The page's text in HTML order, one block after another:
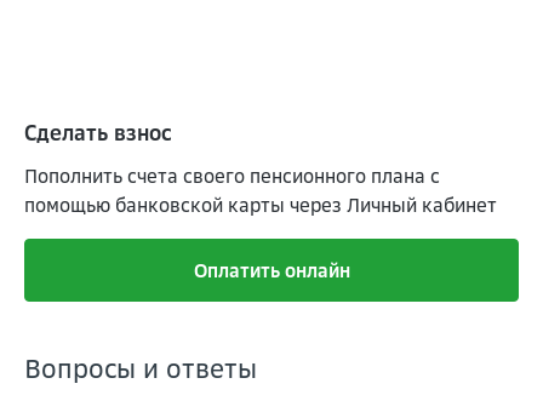
Сделать взнос
Пополнить счета своего пенсионного плана с
помощью банковской карты через Личный кабинет
Оплатить онлайн
Вопросы и ответы